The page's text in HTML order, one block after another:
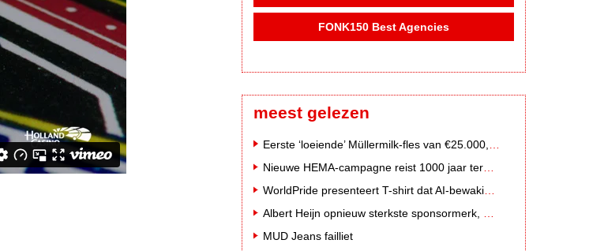
FONK150 Best Agencies
meest gelezen
MUD Jeans failliet